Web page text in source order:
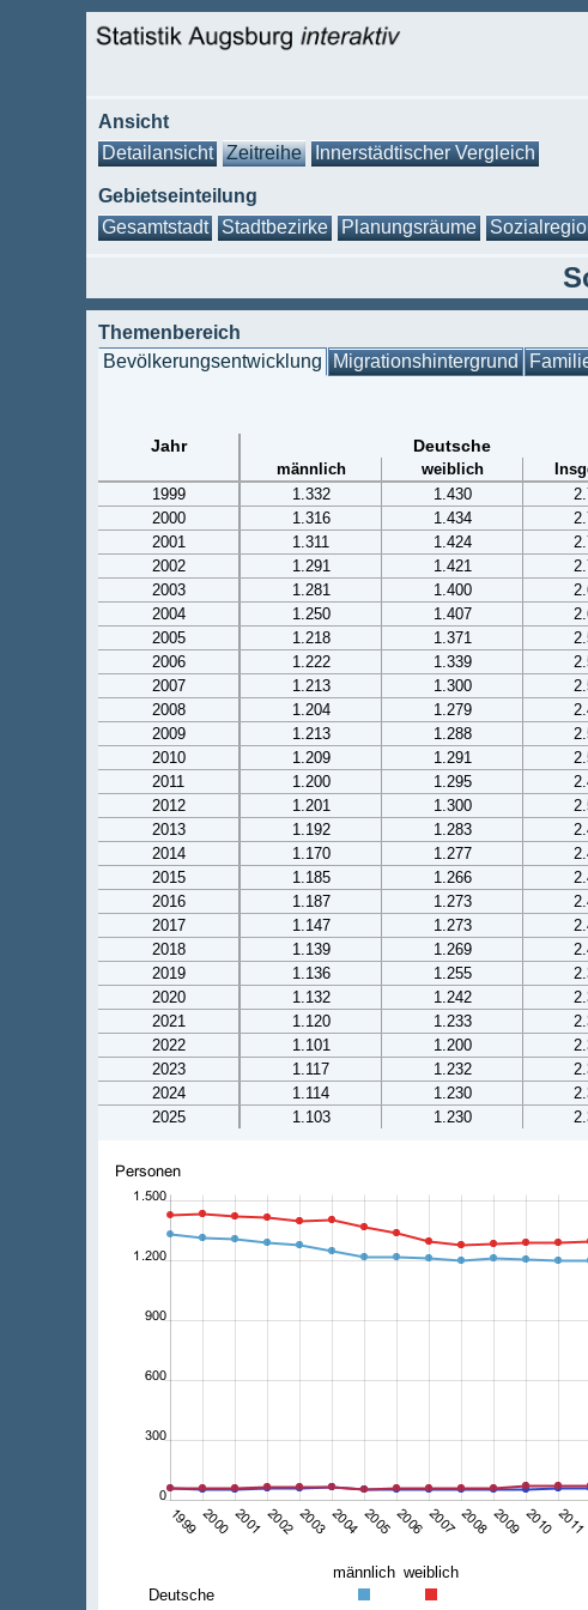
Ansicht
Detailansicht
Zeitreihe Innerstädtischer Vergleich
Gebietseinteilung
Gesamtstadt
Stadtbezirke Planungsräume
Themenbereich
Bevölkerungsentwicklung Migrationshintergrund
Jahr Deutsche
männlich weiblich
1999
1.332 1.430
2000
1.316 1.434
2001
1.311 1.424
2002
1.291 1.421
2003
1.281 1.400
2004
1.250 1.407
2005
1.218 1.371
2006
1.222 1.339
2007
1.213 1.300
2008
1.204 1.279
2009
1.213 1.288
2010
1.209 1.291
2011
1.200 1.295
2012
1.201 1.300
2013
1.192 1.283
2014
1.170 1.277
2015
1.185 1.266
2016
1.187 1.273
2017
1.147 1.273
2018
1.139 1.269
2019
1.136 1.255
2020
1.132 1.242
2021
1.120 1.233
2022
1.101 1.200
2023
1.117 1.232
2024
1.114 1.230
2025
1.103 1.230
männlich weiblich
Deutsche